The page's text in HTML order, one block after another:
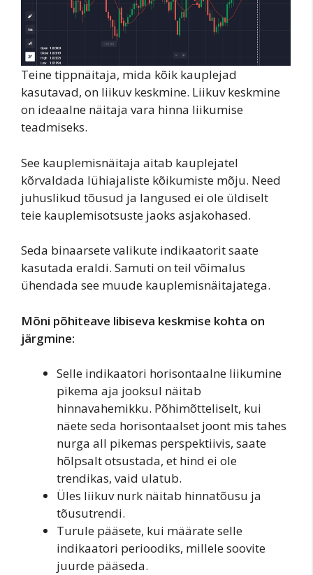
Teine tippnäitaja, mida kõik kauplejad
kasutavad, on liikuv keskmine. Liikuv keskmine
on ideaalne näitaja vara hinna liikumise
teadmiseks.
See kauplemisnäitaja aitab kauplejatel
kõrvaldada lühiajaliste kõikumiste mõju. Need
juhuslikud tõusud ja langused ei ole üldiselt
teie kauplemisotsuste jaoks asjakohased.
Seda binaarsete valikute indikaatorit saate
kasutada eraldi. Samuti on teil võimalus
ühendada see muude kauplemisnäitajatega.
Mõni põhiteave libiseva keskmise kohta on
järgmine:
Selle indikaatori horisontaalne liikumine
pikema aja jooksul näitab
hinnavahemikku. Põhimõtteliselt, kui
näete seda horisontaalset joont mis tahes
nurga all pikemas perspektiivis, saate
hõlpsalt otsustada, et hind ei ole
trendikas, vaid ulatub.
Üles liikuv nurk näitab hinnatõusu ja
tõusutrendi.
Turule pääsete, kui määrate selle
indikaatori perioodiks, millele soovite
juurde pääseda.